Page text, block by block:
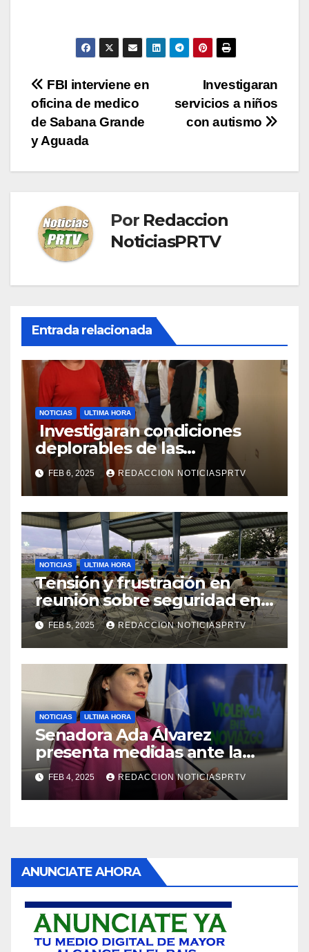
Navegación
de
entradas
Investigaran
servicios a niños
con autismo
FBI interviene en
oficina de medico
de Sabana Grande
y Aguada
Por Redaccion
NoticiasPRTV
Entrada relacionada
NOTICIAS ULTIMA HORA
Investigaran condiciones
deplorables de las
facilidades el Departamento
de la Salud en Mayagüez
FEB 6, 2025 REDACCION NOTICIASPRTV
NOTICIAS ULTIMA HORA
Tensión y frustración en
reunión sobre seguridad en
Reparto Metropolitano
FEB 5, 2025 REDACCION NOTICIASPRTV
NOTICIAS ULTIMA HORA
Senadora Ada Álvarez
presenta medidas ante la
violencia en el noviazgo
FEB 4, 2025 REDACCION NOTICIASPRTV
ANUNCIATE AHORA